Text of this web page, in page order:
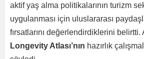
aktif yaş alma politikalarının turizm
uygulanması için uluslararası
fırsatlarını değerlendirdiklerini belirtti.
Longevity Atlası’nın hazırlık